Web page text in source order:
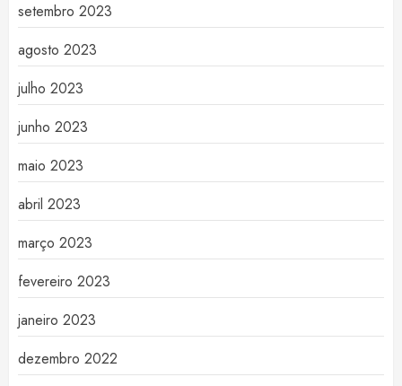
setembro 2023
agosto 2023
julho 2023
junho 2023
maio 2023
abril 2023
março 2023
fevereiro 2023
janeiro 2023
dezembro 2022